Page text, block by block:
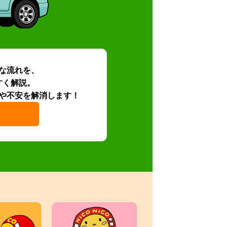
流れを、
解説。
不安を解消します！